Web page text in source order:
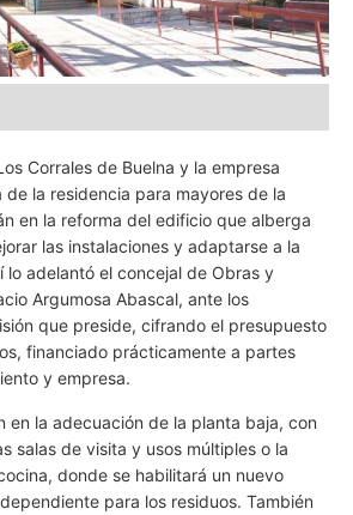
Corrales de Buelna y la empresa
de la residencia para mayores de la
en la reforma del edificio que alberga
las instalaciones y adaptarse a la
lo adelantó el concejal de Obras y
Argumosa Abascal, ante los
que preside, cifrando el presupuesto
financiado prácticamente a partes
y empresa.
en la adecuación de la planta baja, con
salas de visita y usos múltiples o la
donde se habilitará un nuevo
para los residuos. También